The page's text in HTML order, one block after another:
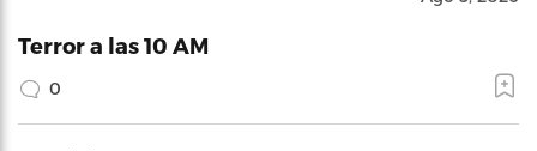
Terror a las 10 AM
0